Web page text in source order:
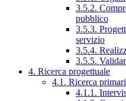
3.5.2.
pubblico
3.5.3.
servizio
3.5.4.
3.5.5.
4. Ricerca progettuale
4.1. Ricerca
4.1.1.